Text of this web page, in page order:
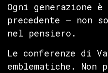
Ogni generazione
precedente — non
nel pensiero.
Le conferenze di
emblematiche.